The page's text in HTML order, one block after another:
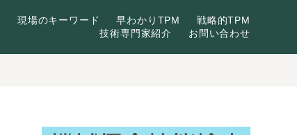
現場のキーワード 早わかりTPM
戦略的TPM
技術専門家紹介
お問い合わせ